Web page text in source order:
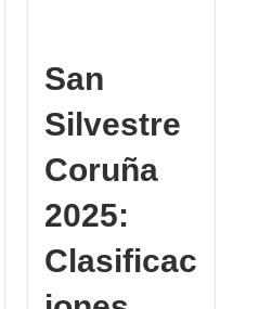
San
Silvestre
Coruña
2025:
Clasificac